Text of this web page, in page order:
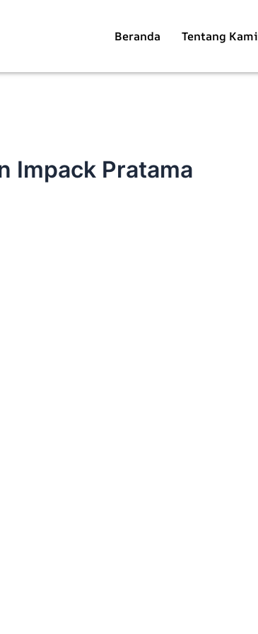
Beranda Tentang Kami
Impack Pratama